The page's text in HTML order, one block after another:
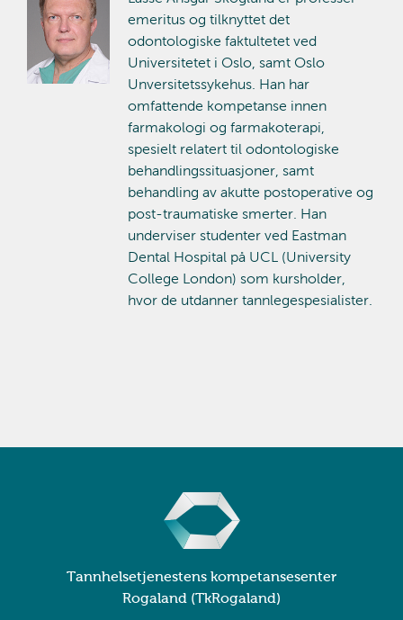
emeritus og tilknyttet det
odontologiske faktultetet ved
Universitetet i Oslo, samt Oslo
Unversitetssykehus. Han har
omfattende kompetanse innen
farmakologi og farmakoterapi,
spesielt relatert til odontologiske
behandlingssituasjoner, samt
behandling av akutte postoperative og
post-traumatiske smerter. Han
underviser studenter ved Eastman
Dental Hospital på UCL (University
College London) som kursholder,
hvor de utdanner tannlegespesialister.
Tannhelsetjenestens kompetansesenter
Rogaland (TkRogaland)